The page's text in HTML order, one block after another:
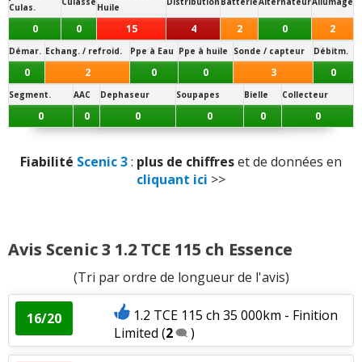
Nombre de rangements:1aime
Puissance moteur et relances:2aiment2
n'aiment pas
Couple moteur:2n'aiment pas
Consommation:1aime11
Equipement:1 aime
Fiabilité:2aiment4n'aiment pas
Accessibilité moteur
raisonnable)
16 pouces
- (205/60 R 16:Petite tendance au roulis/Conso
raisonnable )
Note des internautes :
10.1/20
Panne la plus signalée :
consommation importante d'huile
Culas.
Huile
0 0 15 4 2 0 2
Démar. Echang. / refroid. Ppe à Eau Ppe à huile Sonde / capteur Débitm.
0 2 0 0 3 0
Segment. AAC Dephaseur Soupapes Bielle Collecteur
0 0 0 0 0 0
Fiabilité Scenic 3: plus de chiffreset de données en
cliquant ici >>
Avis Scenic 3 1.2 TCE 115 ch Essence
(Tri par ordre de longueur de l'avis)
16/20
1.2 TCE 115 ch 35 000km - Finition
Limited (2 )